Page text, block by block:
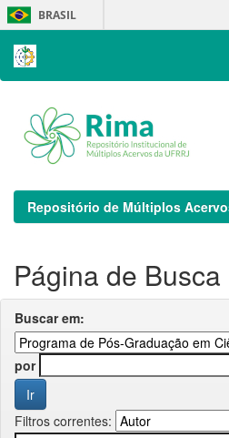
Skip
navigation
BRASIL
Repositório de Múltiplos
Página de Busca
Buscar em:
por
Filtros correntes: